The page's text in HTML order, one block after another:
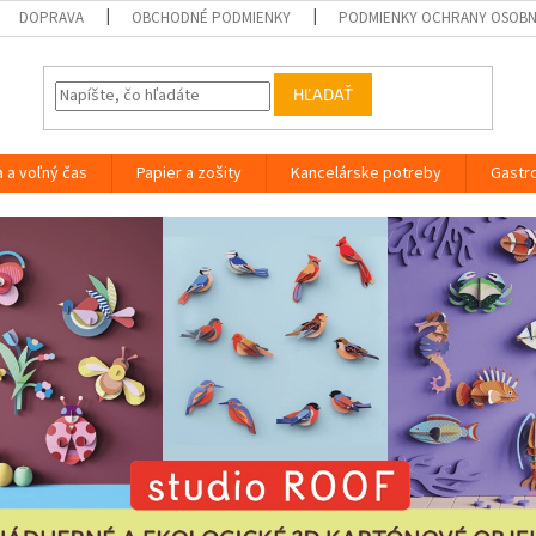
DOPRAVA OBCHODNÉ PODMIENKY PODMIENKY OCHRANY
HĽADAŤ
a voľný čas Papier a zošity Kancelárske potreby